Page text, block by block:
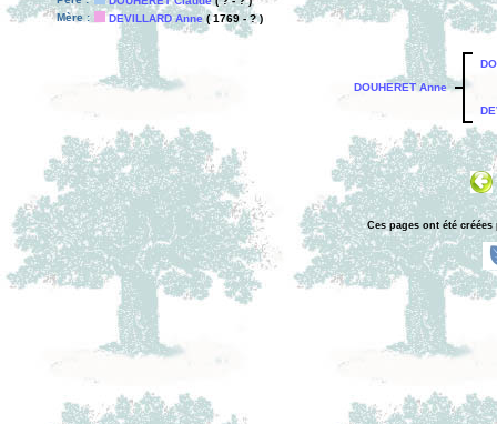
Mère :
DEVILLARD Anne ( 1769 - ? )
DOUHERET Anne
Ces pages ont été